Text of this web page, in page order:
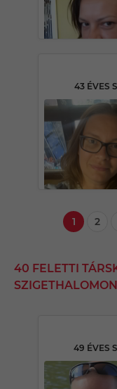
43 ÉVES
1 2
40 FELETTI
49 ÉVES